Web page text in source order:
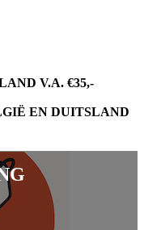
V.A. €35,-
EN DUITSLAND